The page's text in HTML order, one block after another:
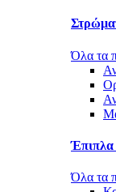
Όλα τα
Έπιπλα
Όλα τα